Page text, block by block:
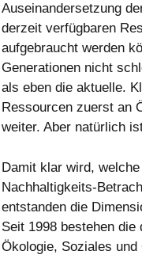
Auseinandersetzung
derzeit verfügbaren
aufgebraucht werden
Generationen nicht
als eben die aktuelle.
Ressourcen zuerst an
weiter. Aber natürlich
Damit klar wird,
Nachhaltigkeits-
entstanden die
Seit 1998 bestehen die
Ökologie, Soziales und